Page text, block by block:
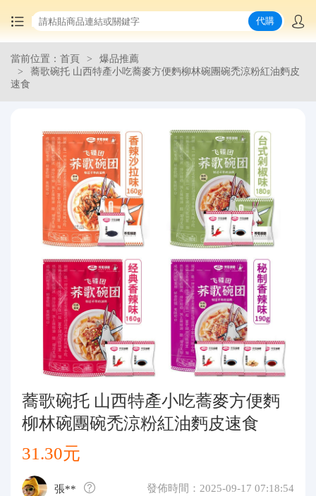
首頁
集運服務
爆品推薦
查詢運單
最新公告
物流資訊
代購問答
關於我們
代購
當前位置：首頁
爆品推薦
蕎歌碗托 山西特產小吃蕎麥方便麪柳林碗團碗禿涼粉紅油麪皮
速食
蕎歌碗托 山西特產小吃蕎麥方便麪
柳林碗團碗禿涼粉紅油麪皮速食
31.30元
張** 發佈時間：2025-09-17 07:18:54